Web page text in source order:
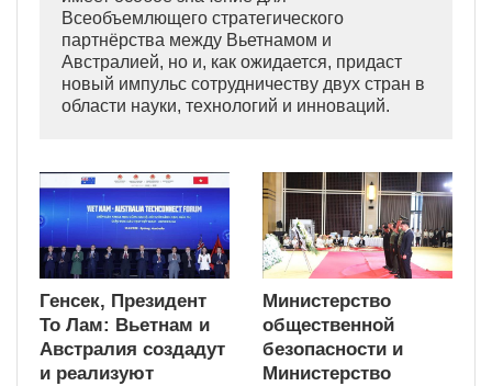
Всеобъемлющего стратегического
партнёрства между Вьетнамом и
Австралией, но и, как ожидается, придаст
новый импульс сотрудничеству двух стран в
области науки, технологий и инноваций.
Генсек, Президент
То Лам: Вьетнам и
Австралия создадут
и реализуют
Министерство
общественной
безопасности и
Министерство